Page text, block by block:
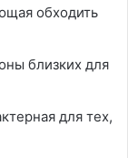
обходить
близких для
для тех,